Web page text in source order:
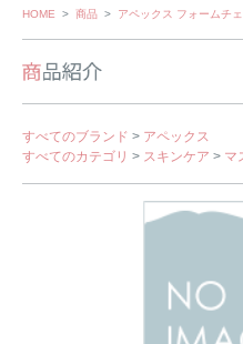
Skip
HOME > 商品 > アペックス フォームチ
すべてのブランド > アペックス
すべてのカテゴリ > スキンケア > マ